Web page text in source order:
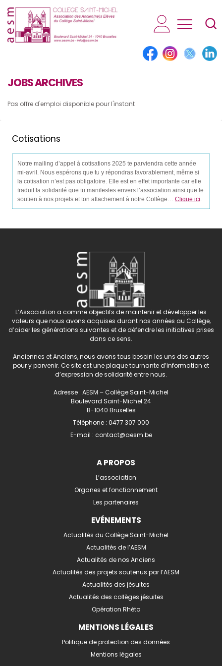
AESM...
JOBS ARCHIVES
Pas offre d'emploi disponible pour l'instant
Cotisations
Notre mailing d’appel à cotisations 2025 te parviendra cette année
mi-avril. Nous espérons que tu y répondras favorablement, même si
la cotisation n’est pas obligatoire. Elle est en effet importante car elle
traduit la solidarité que tu manifestes envers l’association ainsi que le
soutien à nos projets et ton attachement à notre Collège… Clique ici.
L’Association a comme objectifs de maintenir et développer les
valeurs que nous avons acquises durant nos années au Collège,
d’aider les générations suivantes et de défendre les initiatives prises
dans ce sens.
Anciennes et Anciens, nous avons tous besoin les uns des autres
pour y parvenir. Ce site est une plaque tournante d’information et
d’expression de solidarité entre nous.
Adresse : AESM – Collège Saint-Michel
Boulevard Saint-Michel 24
B-1040 Bruxelles
Téléphone : 0477 307 000
E-mail : contact@aesm.be
A PROPOS
L’association
Organes et fonctionnement
Les partenaires
EVÉNEMENTS
Actualités du Collège Saint-Michel
Actualités de l’AESM
Actualités de nos Anciens
Actualités des projets soutenus par l’AESM
Actualités des jésuites
Actualités des collèges jésuites
Opération Rhéto
MENTIONS LÉGALES
Politique de protection des données
Mentions légales